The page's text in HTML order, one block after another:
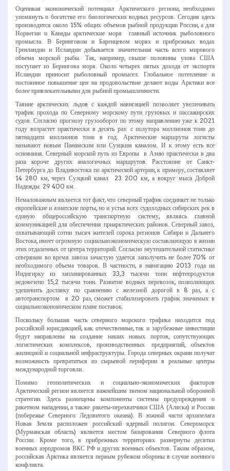
Оценивая экономический потенциал Арктического региона, необходимо
упомянуть о богатстве его биологических водных ресурсов. Сегодня здесь
производится около 15% общих объемов рыбной продукции России, а для
Норвегии и Канады арктические моря ­ главный источник рыболовного
промысла. В Беринговом и Баренцевом морях и прибрежных водах
Гренландии и Исландии добывается значительная часть всего мирового
объема морской рыбы. Так, например, свыше половины улова США
поступает из Берингова моря. Около четырех пятых дохода от экспорта
Исландии приносит рыболовный промысел. Глобальное потепление и
постоянное повышение цен на продовольствие делают воды Арктики все
более привлекательными для рыбной промышленности.
Таяние арктических льдов с каждой навигацией позволяет увеличивать
трафик прохода по Северному морскому пути грузовых и пассажирских
судов. Согласно прогнозу грузооборот по этому направлению уже к 2021
году возрастет практически в десять раз: с полутора миллионов тонн до
пятнадцати миллионов тонн в год. Арктические маршруты логисты
называют новым Панамским или Суэцким каналом. И к этому есть все
основания. Северный морской путь из Европы в Азию практически в два
раза короче других аналогичных маршрутов. Расстояние от Санкт­-
Петербурга до Владивостока по арктической артерии, к примеру, составляет
14 280 км, через Суэцкий канал ­ 23 200 км, а вокруг мыса Доброй
Надежды ­ 29 400 км.
Немаловажным является тот факт, что северный трафик соединяет не только
европейские и азиатские порты, но и устья всех судоходных сибирских рек в
единую общероссийскую транспортную систему, являясь главной
коммуникацией для обеспечения приарктических районов. Северный завоз,
охватывающий сотни тысяч жителей сорока регионов Сибири и Дальнего
Востока, имеет огромную социально­экономическую составляющую в жизни
этих отдаленных от центра территорий. Согласно неутешительной статистике
северянам во время завоза зачастую удается заполучить не более 70% от
необходимого объема товаров. В частности, в навигацию 2013 года на
Индигирку из запланированных 33,3 тысячи тонн нефтепродуктов
недовезено 15,2 тысячи тонн. Развитие водных перевозок, позволяющих
удешевить доставку по сравнению с железной дорогой в 8 раз, а с
автотранспортом ­ в 20 раз, сможет стабилизировать график значимых в
социально­экономическом плане поставок.
Поскольку большая часть северного морского трафика находится под
российской юрисдикцией, как отечественные, так и зарубежные инвестиции
будут направлены на создание наших новых портов, сопутствующих
логистических комплексов, производственных предприятий, объектов
жилищной и социальной инфраструктуры. Города северных окраин получат
возможность превратиться из сырьевой периферии в реальные центры
международной торговли.
Помимо геополитических и социально-­экономических факторов
Арктический регион является важнейшим звеном национальной оборонной
стратегии. Здесь размещены компоненты системы предупреждения о
ракетном нападении, а также ракеты-­перехватчики США (Аляска) и России
(побережье Северного Ледовитого океана). В южной части архипелага
Новая Земля расположен российский ядерный полигон. Североморск
(Мурманская область) является местом базирования Северного флота
России. Кроме того, в прибрежных территориях развернуты десятки
военных аэродромов ВКС РФ и других военных объектов. Таким образом,
российская Арктика является первым рубежом обороны в случае военного
конфликта.